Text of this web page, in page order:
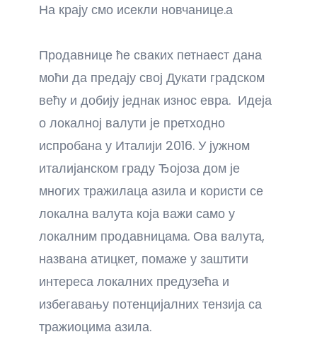
На крају смо исекли новчанице.а
Продавнице ће сваких петнаест дана
моћи да предају свој Дукати градском
већу и добију једнак износ евра. Идеја
о локалној валути је претходно
испробана у Италији 2016. У јужном
италијанском граду Ђојоза дом је
многих тражилаца азила и користи се
локална валута која важи само у
локалним продавницама. Ова валута,
названа атицкет, помаже у заштити
интереса локалних предузећа и
избегавању потенцијалних тензија са
тражиоцима азила.